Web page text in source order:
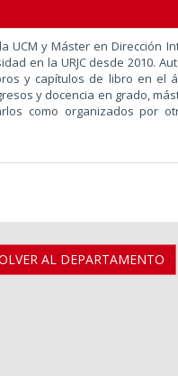
UCM y Máster en Dirección
en la URJC desde 2010.
y capítulos de libro en el
y docencia en grado,
como organizados por
AL DEPARTAMENTO